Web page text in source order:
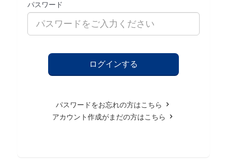
パスワード
パスワードをお忘れの方はこちら
アカウント作成がまだの方はこちら